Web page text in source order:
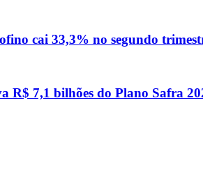
cai 33,3% no segundo
R$ 7,1 bilhões do Plano Safra